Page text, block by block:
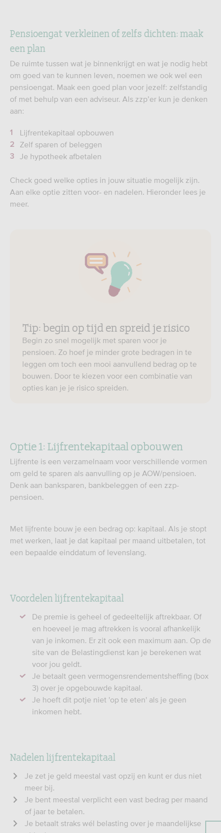
Pensioengat verkleinen of zelfs dichten: maak
een plan
De ruimte tussen wat je binnenkrijgt en wat je nodig hebt
om goed van te kunnen leven, noemen we ook wel een
pensioengat. Maak een goed plan voor jezelf: zelfstandig
of met behulp van een adviseur. Als zzp’er kun je denken
aan:
Lijfrentekapitaal opbouwen
Zelf sparen of beleggen
Je hypotheek afbetalen
Check goed welke opties in jouw situatie mogelijk zijn.
Aan elke optie zitten voor- en nadelen. Hieronder lees je
meer.
Tip: begin op tijd en spreid je risico
Begin zo snel mogelijk met sparen voor je
pensioen. Zo hoef je minder grote bedragen in te
leggen om toch een mooi aanvullend bedrag op te
bouwen. Door te kiezen voor een combinatie van
opties kan je je risico spreiden.
Optie 1: Lijfrentekapitaal opbouwen
Lijfrente is een verzamelnaam voor verschillende vormen
om geld te sparen als aanvulling op je AOW/pensioen.
Denk aan banksparen, bankbeleggen of een zzp-
pensioen.
Met lijfrente bouw je een bedrag op: kapitaal. Als je stopt
met werken, laat je dat kapitaal per maand uitbetalen, tot
een bepaalde einddatum of levenslang.
Voordelen lijfrentekapitaal
De premie is geheel of gedeeltelijk aftrekbaar. Of
en hoeveel je mag aftrekken is vooral afhankelijk
van je inkomen. Er zit ook een maximum aan. Op de
site van de Belastingdienst kan je berekenen wat
voor jou geldt.
Je betaalt geen vermogensrendementsheffing (box
3) over je opgebouwde kapitaal.
Je hoeft dit potje niet 'op te eten' als je geen
inkomen hebt.
Nadelen lijfrentekapitaal
Je zet je geld meestal vast opzij en kunt er dus niet
meer bij.
Je bent meestal verplicht een vast bedrag per maand
of jaar te betalen.
Je betaalt straks wél belasting over je maandelijkse